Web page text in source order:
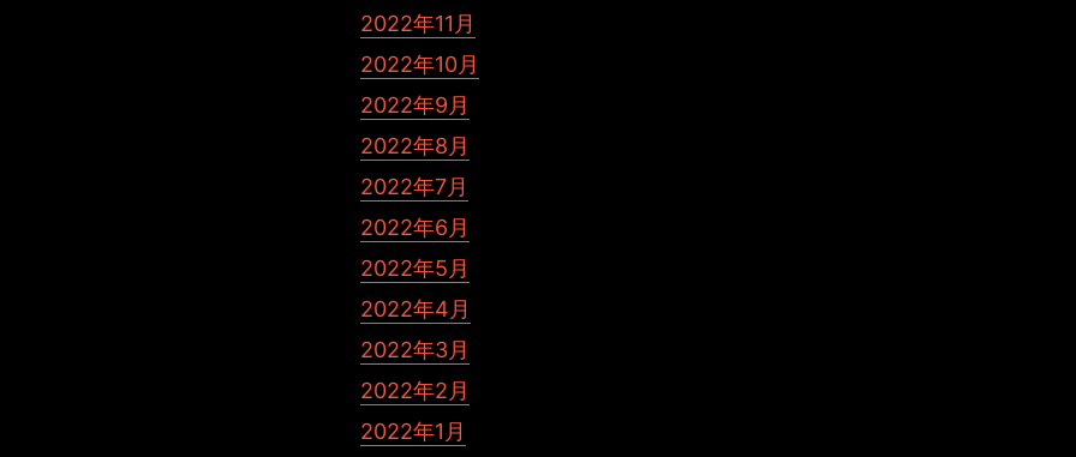
2022年11月
2022年10月
2022年9月
2022年8月
2022年7月
2022年6月
2022年5月
2022年4月
2022年3月
2022年2月
2022年1月